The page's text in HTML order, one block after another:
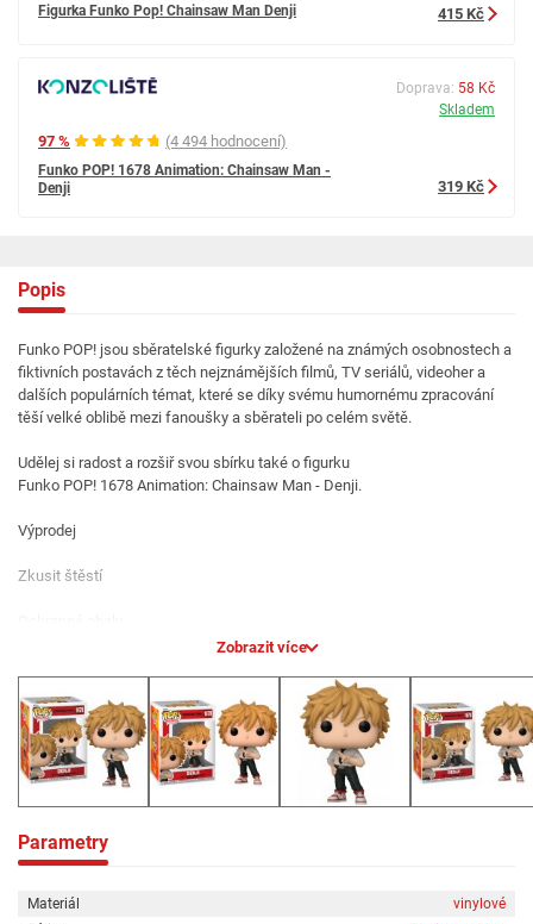
Figurka Funko Pop! Chainsaw Man Denji 415 Kč
97 % (4 494 hodnocení)
Funko POP! 1678 Animation: Chainsaw Man -
Denji
Doprava: 58 Kč
Skladem
319 Kč
Popis
Funko POP! jsou sběratelské figurky založené na známých osobnostech a
fiktivních postavách z těch nejznámějších filmů, TV seriálů, videoher a
dalších populárních témat, které se díky svému humornému zpracování
těší velké oblibě mezi fanoušky a sběrateli po celém světě.
Udělej si radost a rozšiř svou sbírku také o figurku
Funko POP! 1678 Animation: Chainsaw Man - Denji.
Výprodej
Zkusit štěstí
Zobrazit více
Parametry
Materiál
vinylové